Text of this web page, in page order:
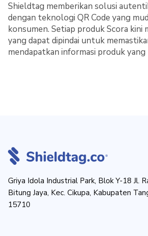
Shieldtag memberikan solusi
dengan teknologi QR Code yang
konsumen. Setiap produk Scora kini
yang dapat dipindai untuk
mendapatkan informasi produk yang
Griya Idola Industrial Park, Blok Y-18 Jl.
Bitung Jaya, Kec. Cikupa, Kabupaten
15710